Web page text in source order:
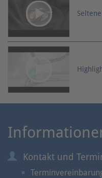
Kontakt und